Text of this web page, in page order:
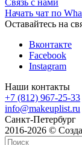
Связь с нами
Начать чат по
Оставайтесь на
Вконтакте
Facebook
Instagram
Наши контакты
+7 (812) 967-25-33
info@makeuplist.ru
Санкт-Петербург
2016-2026 ©